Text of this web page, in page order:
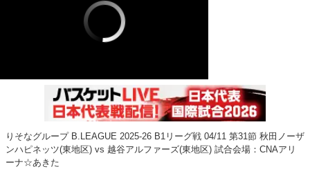
りそなグループ B.LEAGUE 2025-26 B1リーグ戦 04/11 第31節 秋田ノーザ
ンハピネッツ(東地区) vs 越谷アルファーズ(東地区) 試合会場：CNAアリ
ーナ☆あきた